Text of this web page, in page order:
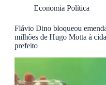
Economia Política
Flávio Dino bloqueou
milhões de Hugo Motta à
prefeito